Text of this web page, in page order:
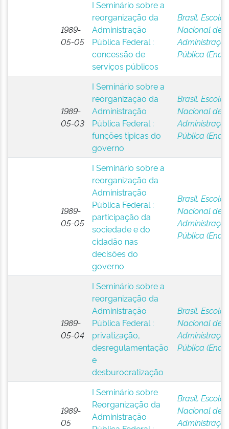
1989-
05-05
I Seminário sobre a
reorganização da
Administração
Pública Federal :
concessão de
serviços públicos
Brasil. Escola
Nacional de
Pública (Enap)
1989-
05-03
I Seminário sobre a
reorganização da
Administração
Pública Federal :
funções típicas do
governo
Brasil. Escola
Nacional de
Pública (Enap)
1989-
05-05
I Seminário sobre a
reorganização da
Administração
Pública Federal :
participação da
sociedade e do
cidadão nas
decisões do
governo
Brasil. Escola
Nacional de
Pública (Enap)
1989-
05-04
I Seminário sobre a
reorganização da
Administração
Pública Federal :
privatização,
desregulamentação
e
desburocratização
Brasil. Escola
Nacional de
Pública (Enap)
1989-
05
I Seminário sobre
Reorganização da
Administração
Brasil. Escola
Nacional de